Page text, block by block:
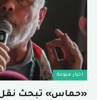
اخبار منوعة
«حماس» تبحث نقل